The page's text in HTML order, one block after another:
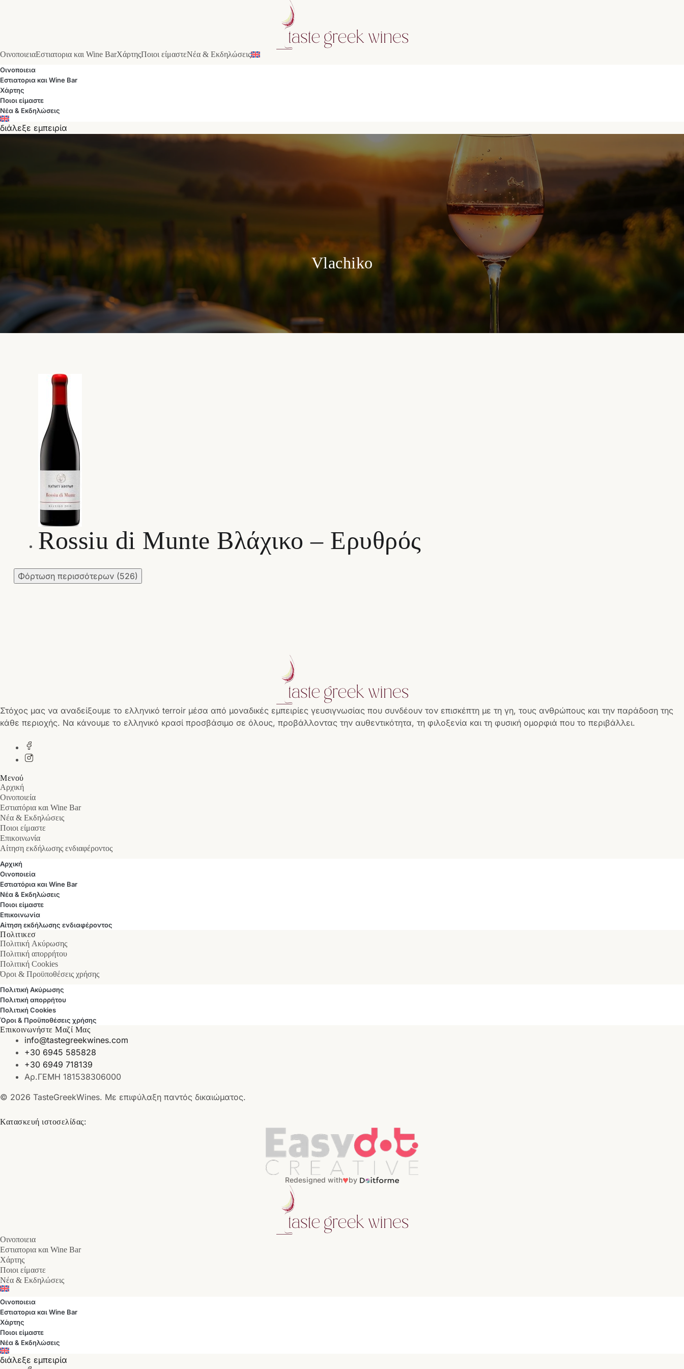
ΟινοποιειαΕστιατορια και Wine BarΧάρτηςΠοιοι είμαστεΝέα & Εκδηλώσεις
Οινοποιεια
Εστιατορια και Wine Bar
Χάρτης
Ποιοι είμαστε
Νέα & Εκδηλώσεις
διάλεξε εμπειρία
Vlachiko
Rossiu di Munte Βλάχικο – Ερυθρός
Φόρτωση περισσότερων (526)
Στόχος μας να αναδείξουμε το ελληνικό terroir μέσα από μοναδικές εμπειρίες γευσιγνωσίας που συνδέουν τον επισκέπτη με τη γη, τους ανθρώπους και την παράδοση της
κάθε περιοχής. Να κάνουμε το ελληνικό κρασί προσβάσιμο σε όλους, προβάλλοντας την αυθεντικότητα, τη φιλοξενία και τη φυσική ομορφιά που το περιβάλλει.
Μενού
Αρχική
Οινοποιεία
Εστιατόρια και Wine Bar
Νέα & Εκδηλώσεις
Ποιοι είμαστε
Επικοινωνία
Αίτηση εκδήλωσης ενδιαφέροντος
Αρχική
Οινοποιεία
Εστιατόρια και Wine Bar
Νέα & Εκδηλώσεις
Ποιοι είμαστε
Επικοινωνία
Αίτηση εκδήλωσης ενδιαφέροντος
Πολιτικεσ
Πολιτική Ακύρωσης
Πολιτική απορρήτου
Πολιτική Cookies
Όροι & Προϋποθέσεις χρήσης
Πολιτική Ακύρωσης
Πολιτική απορρήτου
Πολιτική Cookies
Όροι & Προϋποθέσεις χρήσης
Επικοινωνήστε Μαζί Μας
info@tastegreekwines.com
+30 6945 585828
+30 6949 718139
Αρ.ΓΕΜΗ 181538306000
© 2026 TasteGreekWines. Με επιφύλαξη παντός δικαιώματος.
Κατασκευή ιστοσελίδας:
Redesigned with♥by
Οινοποιεια
Εστιατορια και Wine Bar
Χάρτης
Ποιοι είμαστε
Νέα & Εκδηλώσεις
Οινοποιεια
Εστιατορια και Wine Bar
Χάρτης
Ποιοι είμαστε
Νέα & Εκδηλώσεις
διάλεξε εμπειρία